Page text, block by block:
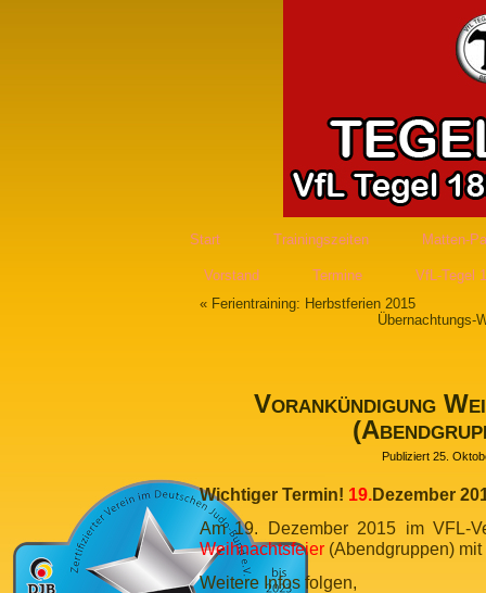
Start Trainingszeiten Matten-
Vorstand Termine
VfL-Tegel
« Ferientraining: Herbstferien 2015
Übernachtungs-
Vorankündigung
Publiziert 25.
Wichtiger Termin! 19.Dezember
Am 19. Dezember 2015 im VFL-
Weihnachtsfeier (Abendgruppen) mit
Weitere Infos folgen,